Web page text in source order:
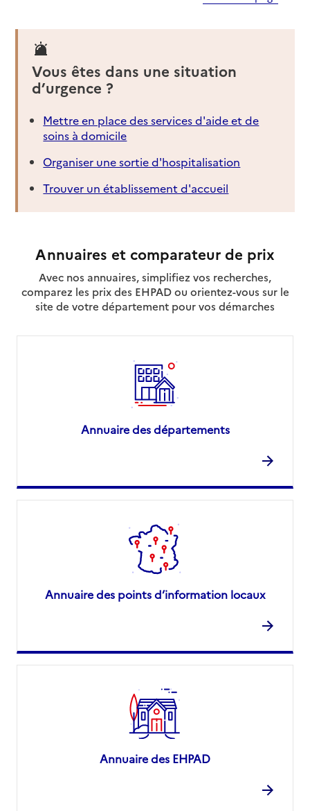
Vous êtes dans une situation
d’urgence ?
Mettre en place des services d'aide et de
soins à domicile
Organiser une sortie d'hospitalisation
Trouver un établissement d'accueil
Annuaires et comparateur de prix
Avec nos annuaires, simplifiez vos recherches,
comparez les prix des EHPAD ou orientez-vous sur le
site de votre département pour vos démarches
Annuaire des départements
Annuaire des points d’information locaux
Annuaire des EHPAD